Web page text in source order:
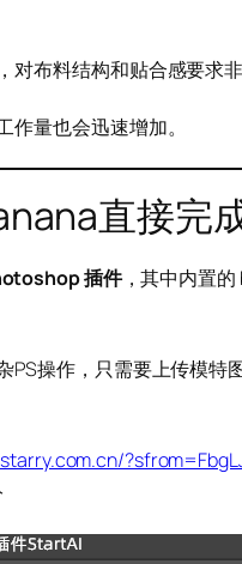
对布料结构和贴合感要求
量也会迅速增加。
直接完
插件，其中内置的
PS操作，只需要上传模